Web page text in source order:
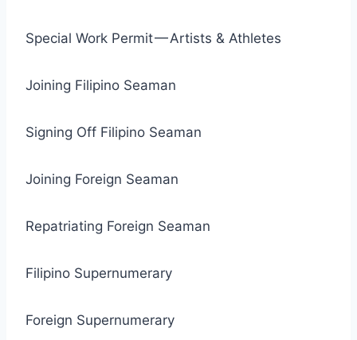
Special Work Permit — Artists & Athletes
Joining Filipino Seaman
Signing Off Filipino Seaman
Joining Foreign Seaman
Repatriating Foreign Seaman
Filipino Supernumerary
Foreign Supernumerary